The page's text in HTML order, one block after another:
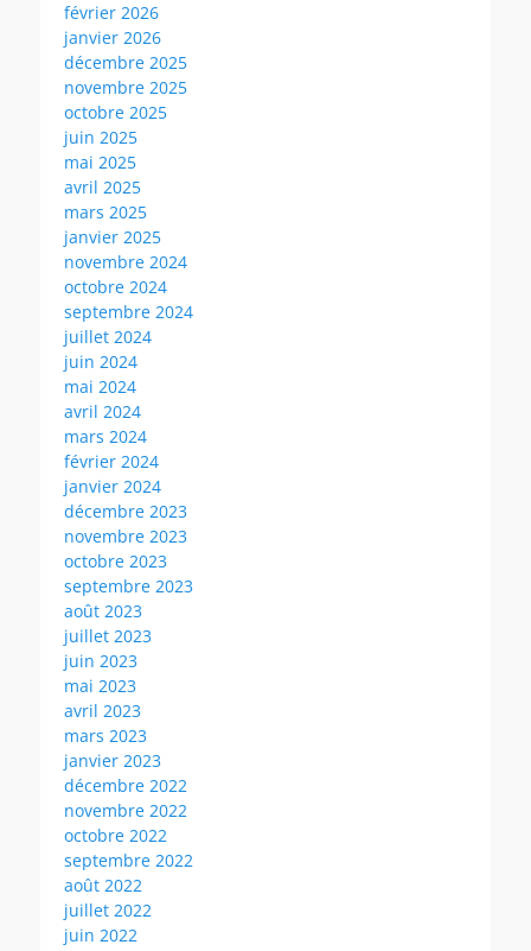
février 2026
janvier 2026
décembre 2025
novembre 2025
octobre 2025
juin 2025
mai 2025
avril 2025
mars 2025
janvier 2025
novembre 2024
octobre 2024
septembre 2024
juillet 2024
juin 2024
mai 2024
avril 2024
mars 2024
février 2024
janvier 2024
décembre 2023
novembre 2023
octobre 2023
septembre 2023
août 2023
juillet 2023
juin 2023
mai 2023
avril 2023
mars 2023
janvier 2023
décembre 2022
novembre 2022
octobre 2022
septembre 2022
août 2022
juillet 2022
juin 2022